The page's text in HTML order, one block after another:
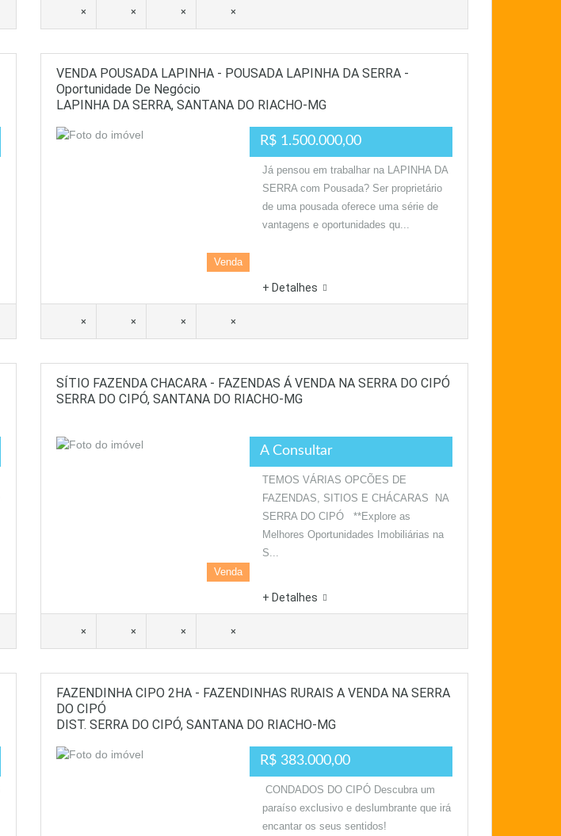
× × × ×
VENDA POUSADA LAPINHA - POUSADA LAPINHA DA SERRA -
Oportunidade De Negócio
LAPINHA DA SERRA, SANTANA DO RIACHO-MG
Venda
R$ 1.500.000,00
Já pensou em trabalhar na LAPINHA DA
SERRA com Pousada? Ser proprietário
de uma pousada oferece uma série de
vantagens e oportunidades qu...
+ Detalhes
× × × ×
SÍTIO FAZENDA CHACARA - FAZENDAS Á VENDA NA SERRA DO CIPÓ
SERRA DO CIPÓ, SANTANA DO RIACHO-MG
Venda
A Consultar
TEMOS VÁRIAS OPCÕES DE
FAZENDAS, SITIOS E CHÁCARAS NA
SERRA DO CIPÓ **Explore as
Melhores Oportunidades Imobiliárias na
S...
+ Detalhes
× × × ×
FAZENDINHA CIPO 2HA - FAZENDINHAS RURAIS A VENDA NA SERRA
DO CIPÓ
DIST. SERRA DO CIPÓ, SANTANA DO RIACHO-MG
R$ 383.000,00
CONDADOS DO CIPÓ Descubra um
paraíso exclusivo e deslumbrante que irá
encantar os seus sentidos!